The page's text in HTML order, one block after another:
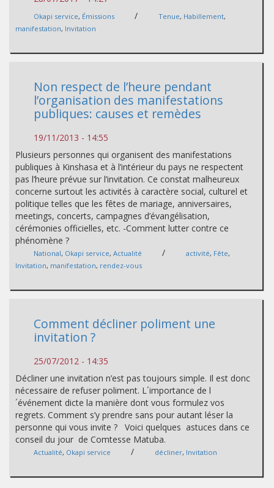
Okapi service, Émissions / Tenue, Habillement,
manifestation, Invitation
Non respect de l’heure pendant
l’organisation des manifestations
publiques: causes et remèdes
19/11/2013 - 14:55
Plusieurs personnes qui organisent des manifestations
publiques à Kinshasa et à l’intérieur du pays ne respectent
pas l’heure prévue sur l’invitation. Ce constat malheureux
concerne surtout les activités à caractère social, culturel et
politique telles que les fêtes de mariage, anniversaires,
meetings, concerts, campagnes d’évangélisation,
cérémonies officielles, etc. -Comment lutter contre ce
phénomène ?
National, Okapi service, Actualité / activité, Fête,
Invitation, manifestation, rendez-vous
Comment décliner poliment une
invitation ?
25/07/2012 - 14:35
Décliner une invitation n’est pas toujours simple. Il est donc
nécessaire de refuser poliment. L´importance de l
´événement dicte la manière dont vous formulez vos
regrets. Comment s’y prendre sans pour autant léser la
personne qui vous invite ? Voici quelques astuces dans ce
conseil du jour de Comtesse Matuba.
Actualité, Okapi service / décliner, Invitation